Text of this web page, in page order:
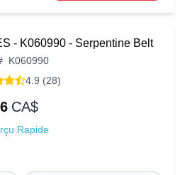
- K060990 - Serpentine Belt
K060990
4.9 (28)
CA$
Rapide